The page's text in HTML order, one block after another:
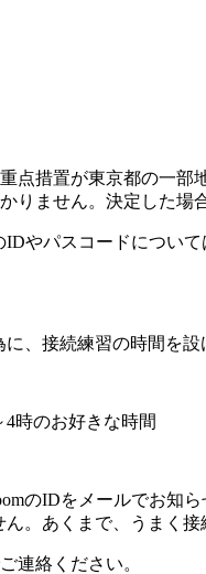
点措置が東京都の一
りません。決定した場
やパスコードについ
、接続練習の時間を設
4時のお好きな時間
のIDをメールでお知
。あくまで、うまく
連絡ください。